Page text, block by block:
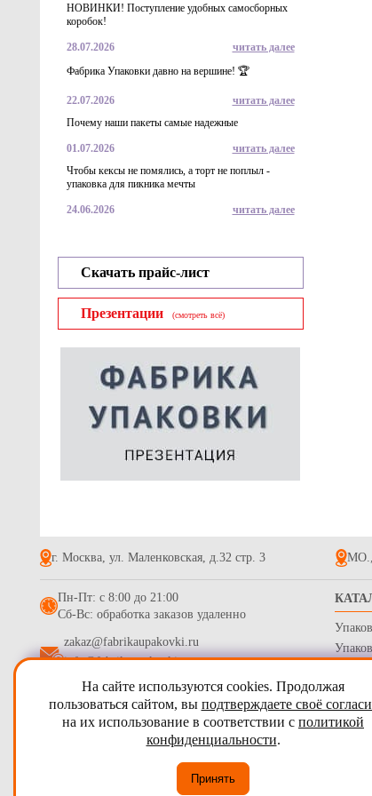
НОВИНКИ! Поступление удобных самосборных
коробок!
28.07.2026
читать далее
Фабрика Упаковки давно на вершине! 🏆
22.07.2026
читать далее
Почему наши пакеты самые надежные
01.07.2026
читать далее
Чтобы кексы не помялись, а торт не поплыл -
упаковка для пикника мечты
24.06.2026 читать далее
Скачать прайс-лист
Презентации (смотреть всё)
г. Москва, ул. Маленковская, д.32 стр. 3 МО.,
Пн-Пт: с 8:00 до 21:00
Сб-Вс: обработка заказов удаленно
zakaz@fabrikaupakovki.ru
info@fabrikaupakovki.ru
2009 - 2026ПТП Фабрика Упаковки
Карта сайта
Согласие на обработку персональных данных
На сайте используются cookies. Продолжая
пользоваться сайтом, вы подтверждаете своё
на их использование в соответствии с политикой
конфиденциальности.
Принять